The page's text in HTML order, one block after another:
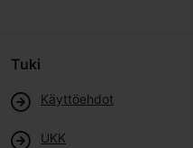
Tuki
Käyttöehdot
UKK